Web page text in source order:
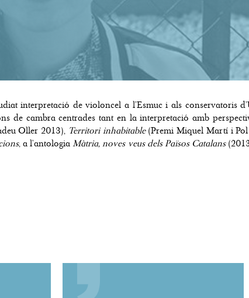
interpretació de violoncel a l’Esmuc i als conservatoris
cambra centrades tant en la interpretació amb
Oller 2013), Territori inhabitable(Premi Miquel Martí i
, a l’antologiaMàtria, noves veus dels Països Catalans